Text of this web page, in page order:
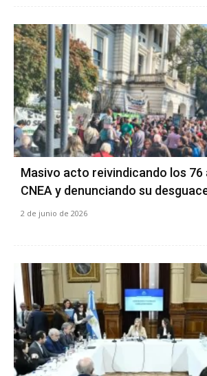
Masivo acto reivindicando los 76
CNEA y denunciando su
2 de junio de 2026